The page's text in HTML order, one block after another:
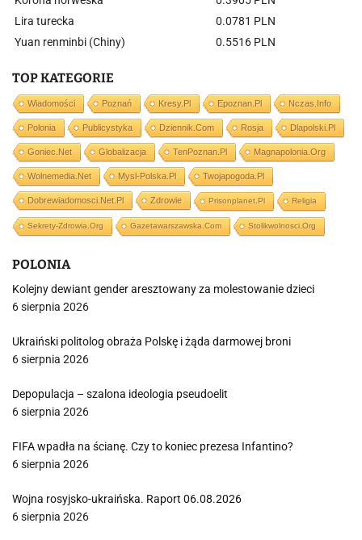
Lira turecka
0.0781 PLN
Yuan renminbi (Chiny)
0.5516 PLN
TOP KATEGORIE
Wiadomości Poznań Kresy.pl Epoznan.pl Nczas.info
Polonia Publicystyka Dziennik.com Rosja Dlapolski.pl
Goniec.net Globalizacja TenPoznan.pl Magnapolonia.org
Wolnemedia.net Mysl-Polska.pl Twojapogoda.pl
Dobrewiadomosci.net.pl Zdrowie Prisonplanet.pl Religia
Sekrety-Zdrowia.org Gazetawarszawska.com Stolikwolnosci.org
POLONIA
Kolejny dewiant gender aresztowany za molestowanie dzieci
6 sierpnia 2026
Ukraiński politolog obraża Polskę i żąda darmowej broni
6 sierpnia 2026
Depopulacja – szalona ideologia pseudoelit
6 sierpnia 2026
FIFA wpadła na ścianę. Czy to koniec prezesa Infantino?
6 sierpnia 2026
Wojna rosyjsko-ukraińska. Raport 06.08.2026
6 sierpnia 2026